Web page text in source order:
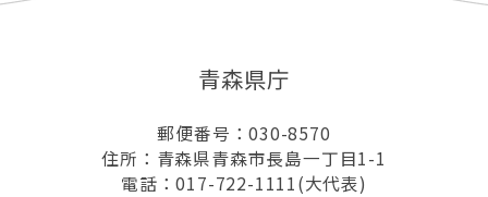
青森県庁
郵便番号：030-8570
住所：青森県青森市長島一丁目1-1
電話：017-722-1111(大代表)